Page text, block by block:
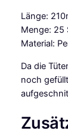
i
e
r
-
S
p
i
t
Länge:
Menge: 25
Material:
Da die
noch